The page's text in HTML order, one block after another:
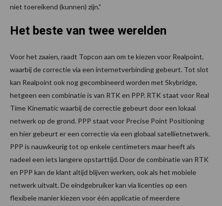
niet toereikend (kunnen) zijn.”
Het beste van twee werelden
Voor het zaaien, raadt Topcon aan om te kiezen voor Realpoint,
waarbij de correctie via een internetverbinding gebeurt. Tot slot
kan Realpoint ook nog gecombineerd worden met Skybridge,
hetgeen een combinatie is van RTK en PPP. RTK staat voor Real
Time Kinematic waarbij de correctie gebeurt door een lokaal
netwerk op de grond. PPP staat voor Precise Point Positioning
en hier gebeurt er een correctie via een globaal satellietnetwerk.
PPP is nauwkeurig tot op enkele centimeters maar heeft als
nadeel een iets langere opstarttijd. Door de combinatie van RTK
en PPP kan de klant altijd blijven werken, ook als het mobiele
netwerk uitvalt. De eindgebruiker kan via licenties op een
flexibele manier kiezen voor één applicatie of meerdere